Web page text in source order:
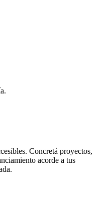
Concretá proyectos,
acorde a tus